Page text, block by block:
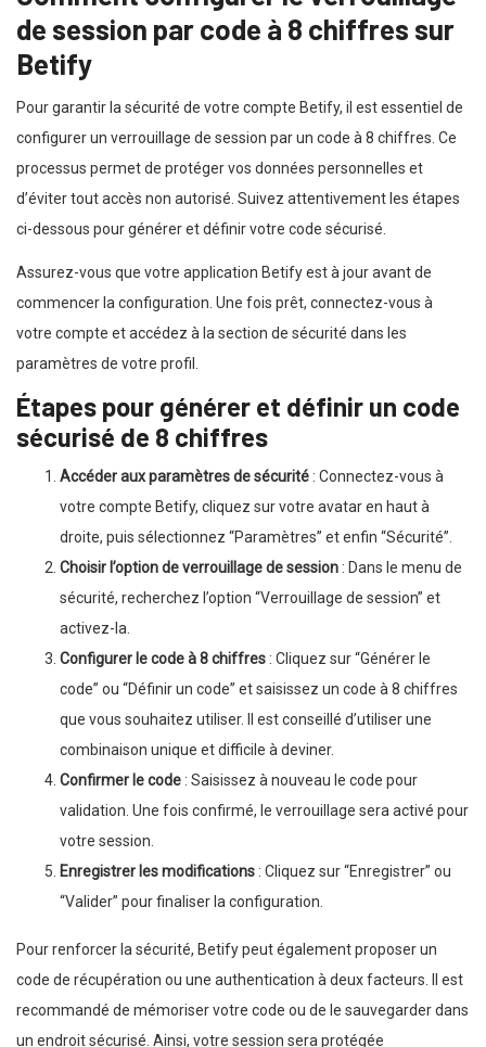
de session par code à 8 chiffres sur
Betify
Pour garantir la sécurité de votre compte Betify, il est essentiel de
configurer un verrouillage de session par un code à 8 chiffres. Ce
processus permet de protéger vos données personnelles et
d’éviter tout accès non autorisé. Suivez attentivement les étapes
ci-dessous pour générer et définir votre code sécurisé.
Assurez-vous que votre application Betify est à jour avant de
commencer la configuration. Une fois prêt, connectez-vous à
votre compte et accédez à la section de sécurité dans les
paramètres de votre profil.
Étapes pour générer et définir un code
sécurisé de 8 chiffres
Accéder aux paramètres de sécurité : Connectez-vous à
votre compte Betify, cliquez sur votre avatar en haut à
droite, puis sélectionnez “Paramètres” et enfin “Sécurité”.
Choisir l’option de verrouillage de session : Dans le menu de
sécurité, recherchez l’option “Verrouillage de session” et
activez-la.
Configurer le code à 8 chiffres : Cliquez sur “Générer le
code” ou “Définir un code” et saisissez un code à 8 chiffres
que vous souhaitez utiliser. Il est conseillé d’utiliser une
combinaison unique et difficile à deviner.
Confirmer le code : Saisissez à nouveau le code pour
validation. Une fois confirmé, le verrouillage sera activé pour
votre session.
Enregistrer les modifications : Cliquez sur “Enregistrer” ou
“Valider” pour finaliser la configuration.
Pour renforcer la sécurité, Betify peut également proposer un
code de récupération ou une authentication à deux facteurs. Il est
recommandé de mémoriser votre code ou de le sauvegarder dans
un endroit sécurisé. Ainsi, votre session sera protégée